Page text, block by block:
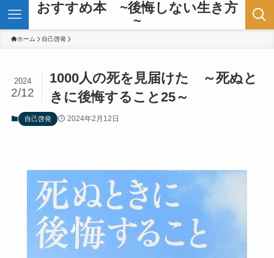
おすすめ本 ~後悔しない生き方
~
ホーム 自己啓発
1000人の死を見届けた ～死ぬと
きに後悔すること25～
2024
2/12
自己啓発 2024年2月12日